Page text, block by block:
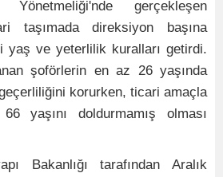
Yönetmeliği'nde gerçekleşen
taşımada direksiyon başına
yaş ve yeterlilik kuralları getirdi.
şoförlerin en az 26 yaşında
korurken, ticari amaçla
yaşını doldurmamış olması
Bakanlığı tarafından Aralık